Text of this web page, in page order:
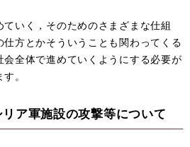
いく，そのためのさまざまな仕組
方とかそういうことも関わってくる
会全体で進めていくようにする必要が
。
ア軍施設の攻撃等について